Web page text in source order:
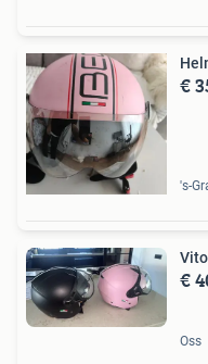
€
's-
€
Oss